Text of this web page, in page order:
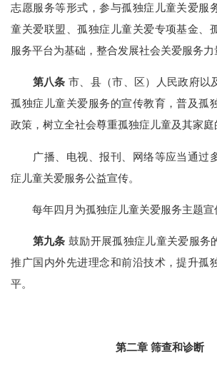
志愿服务等形式，参与孤独症儿童关爱服
童关爱联盟、孤独症儿童关爱专项基金、
服务平台为基础，整合发展社会关爱服务力
第八条 市、县（市、区）人民政府以
孤独症儿童关爱服务的宣传教育，普及孤
政策，树立全社会尊重孤独症儿童及其家庭
广播、电视、报刊、网络等应当通过
症儿童关爱服务公益宣传。
每年四月为孤独症儿童关爱服务主题宣
第九条 鼓励开展孤独症儿童关爱服务
推广国内外先进理念和前沿技术，提升孤
平。
第二章 筛查和诊断